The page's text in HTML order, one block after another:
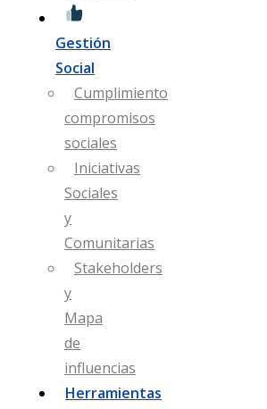
Gestión
Social
Cumplimiento
compromisos
sociales
Iniciativas
Sociales
y
Comunitarias
Stakeholders
y
Mapa
de
influencias
Herramientas